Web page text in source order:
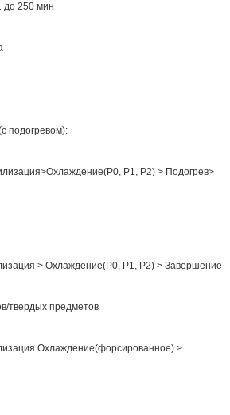
до 250 мин
подогревом):
Р1, Р2) > Подогрев>
> Охлаждение(Р0, Р1, Р2) > Завершение
твердых предметов
Охлаждение(форсированное) >